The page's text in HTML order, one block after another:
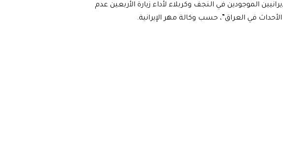
الموجودين في النجف وكربلاء لأداء زيارة الأربعين عدم
في العراق”، حسب وكالة مهر الإيرانية.